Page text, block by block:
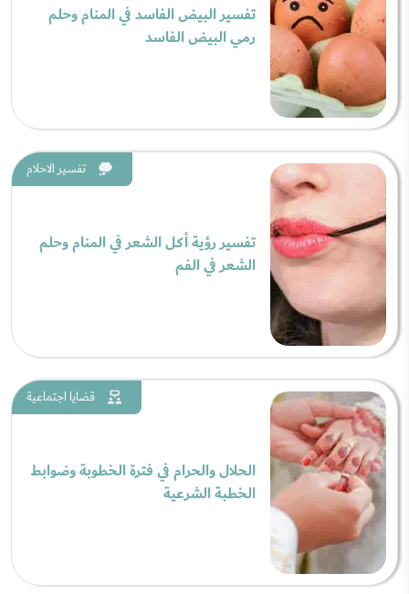
تفسير البيض الفاسد في المنام وحلم
رمي البيض الفاسد
تفسير الاحلام
تفسير رؤية أكل الشعر في المنام وحلم
الشعر في الفم
قضايا اجتماعية
الحلال والحرام في فترة الخطوبة وضوابط
الخطبة الشرعية